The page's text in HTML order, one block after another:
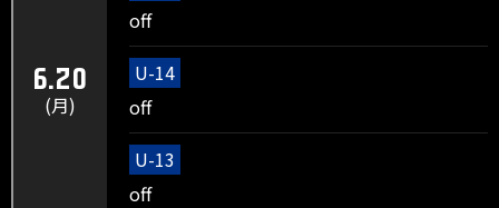
6.20
(月)
off
U-14
off
U-13
off